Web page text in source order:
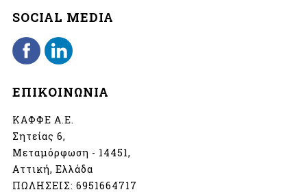
SOCIAL MEDIA
ΕΠΙΚΟΙΝΩΝΙΑ
ΚΑΦΦΕ Α.Ε.
Σητείας 6,
Μεταμόρφωση - 14451,
Αττική, Ελλάδα
ΠΩΛΗΣΕΙΣ: 6951664717